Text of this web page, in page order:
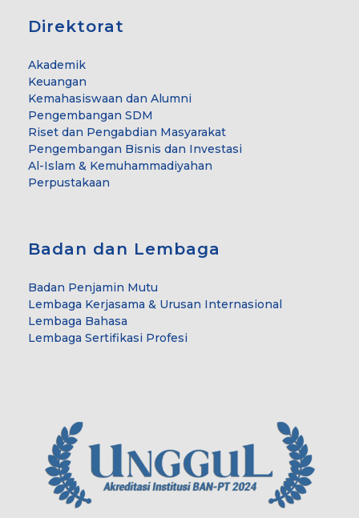
Direktorat
Akademik
Keuangan
Kemahasiswaan dan Alumni
Pengembangan SDM
Riset dan Pengabdian Masyarakat
Pengembangan Bisnis dan Investasi
Al-Islam & Kemuhammadiyahan
Perpustakaan
Badan dan Lembaga
Badan Penjamin Mutu
Lembaga Kerjasama & Urusan Internasional
Lembaga Bahasa
Lembaga Sertifikasi Profesi